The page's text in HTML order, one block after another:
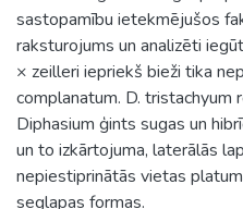
sastopamību ietekmējušos
raksturojums un analizēti
× zeilleri iepriekš bieži tika
complanatum. D. tristachyum
Diphasium ģints sugas un
un to izkārtojuma, laterālās
nepiestiprinātās vietas
seglapas formas.